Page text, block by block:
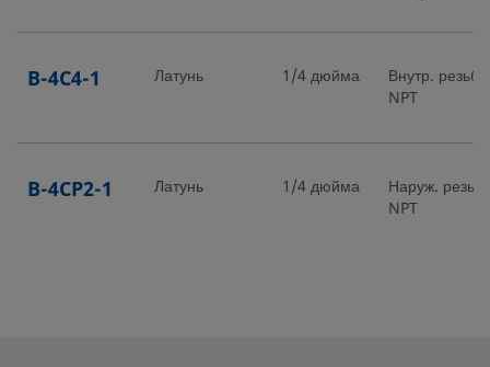
B-4C4-1 Латунь 1/4 дюйма
Внутр. резьба
NPT
B-4CP2-1 Латунь 1/4 дюйма
Наруж.
NPT